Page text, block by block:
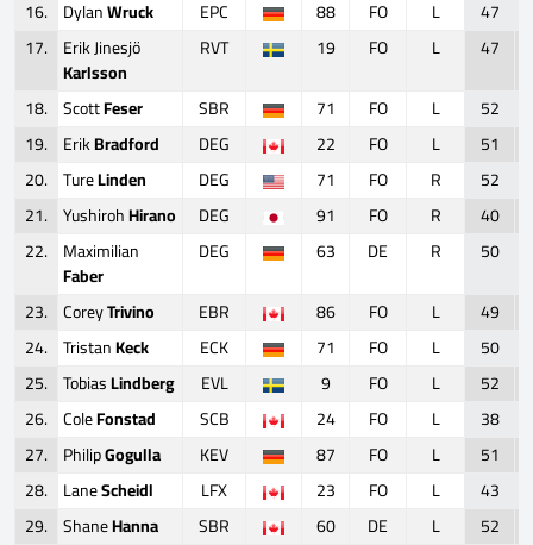
16. DylanWruck EPC 88 FO L 47
17. Erik Jinesjö
Karlsson
RVT 19 FO L 47
18. ScottFeser SBR 71 FO L 52
19. ErikBradford DEG 22 FO L 51
20. TureLinden DEG 71 FO R 52
21. YushirohHirano DEG 91 FO R 40
22. Maximilian
Faber
DEG 63 DE R 50
23. CoreyTrivino EBR 86 FO L 49
24. TristanKeck ECK 71 FO L 50
25. TobiasLindberg EVL 9 FO L 52
26. ColeFonstad SCB 24 FO L 38
27. PhilipGogulla KEV 87 FO L 51
28. LaneScheidl LFX 23 FO L 43
29. ShaneHanna SBR 60 DE L 52